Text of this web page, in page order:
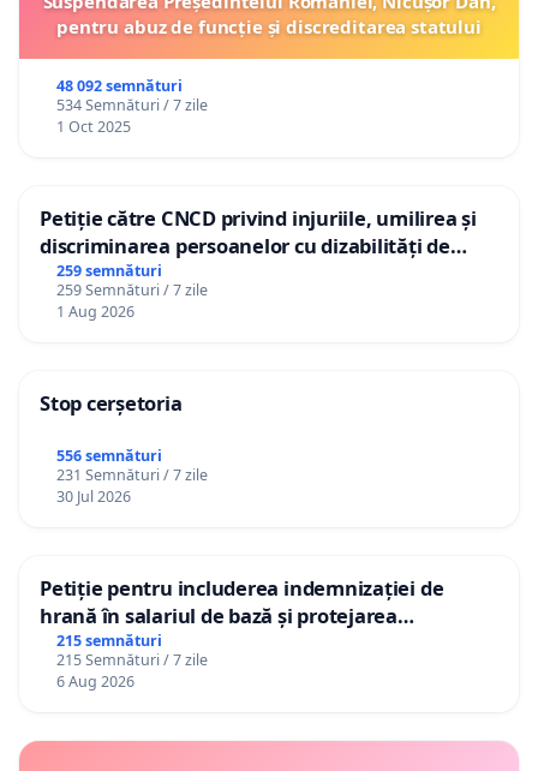
pentru abuz de funcție și discreditarea statului
48 092 semnături
534 Semnături / 7 zile
1 Oct 2025
Petiție către CNCD privind injuriile, umilirea și
discriminarea persoanelor cu dizabilități de
către utilizatorul TikTok „Gorici”
259 semnături
259 Semnături / 7 zile
1 Aug 2026
Stop cerșetoria
556 semnături
231 Semnături / 7 zile
30 Jul 2026
Petiție pentru includerea indemnizației de
hrană în salariul de bază și protejarea
gradațiilor de vechime pentru asistenții
personali
215 semnături
215 Semnături / 7 zile
6 Aug 2026